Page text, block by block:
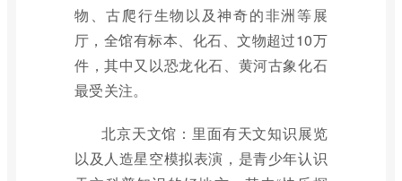
物、古爬行生物以及神奇的非洲等展
厅，全馆有标本、化石、文物超过10万
件，其中又以恐龙化石、黄河古象化石
最受关注。
北京天文馆：里面有天文知识展览
以及人造星空模拟表演，是青少年认识